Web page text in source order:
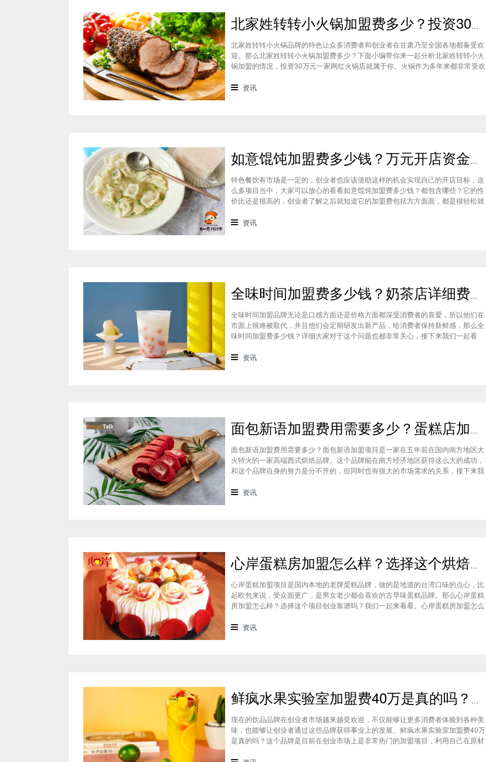
北家姓转转小火锅加盟费多少？投资30万一家网红火锅店就属于你
北家姓转转小火锅品牌的特色让众多消费者和创业者在甘肃乃至全国各地都备受欢
迎。那么北家姓转转小火锅加盟费多少？下面小编带你来一起分析北家姓转转小火
锅加盟的情况，投资30万元一家网红火锅店就属于你。火锅作为多年来都非常受欢
锅凭借自己的产品和装修在美食市场当中受到越来越多的消费者喜爱。市场空间
资讯
如意馄饨加盟费多少钱？万元开店资金压力基本上不会出现在经营中
特色餐饮有市场是一定的，创业者也应该借助这样的机会实现自己的开店目标，这
么多项目当中，大家可以放心的看看如意馄饨加盟费多少钱？都包含哪些？它的性
价比还是很高的，创业者了解之后就知道它的加盟费包括方方面面，都是很轻松就
一下如意馄饨加盟费多少钱？是不是值得加盟？就可以从它的加盟费开始了解，这
资讯
全味时间加盟费多少钱？奶茶店详细费用分析就在这！
全味时间加盟品牌无论是口感方面还是价格方面都深受消费者的喜爱，所以他们在
市面上很难被取代，并且他们会定期研发出新产品，给消费者保持新鲜感，那么全
味时间加盟费多少钱？详细大家对于这个问题也都非常关心，接下来我们一起看
虽然开头说得很好，公司也确实提供了设备和产品，但开了一个月后，发现生意不
资讯
面包新语加盟费用需要多少？蛋糕店加盟费用太高了吗？
面包新语加盟费用需要多少？面包新语加盟项目是一家在五年前在国内南方地区大
火特火的一家高端西式烘焙品牌。这个品牌能在南方经济地区获得这么大的成功，
和这个品牌自身的努力是分不开的，但同时也有很大的市场需求的关系，接下来我
统地道且正宗的西式烘焙品牌，这对于很多国内的消费者就是一个很大的卖点，首
资讯
心岸蛋糕房加盟怎么样？选择这个烘焙品牌创业靠谱吗
心岸蛋糕加盟项目是国内本地的老牌蛋糕品牌，做的是地道的台湾口味的点心，比
起欧包来说，受众面更广，是男女老少都会喜欢的古早味蛋糕品牌。那么心岸蛋糕
房加盟怎么样？选择这个项目创业靠谱吗？我们一起来看看。心岸蛋糕房加盟怎么
会有加盟商去加盟传统烘焙店呢？这您就有所不知了，实际上，在很多二线城市，
资讯
鲜疯水果实验室加盟费40万是真的吗？根本没有传言中那么多！
现在的饮品品牌在创业者市场越来越受欢迎，不仅能够让更多消费者体验到各种美
味，也能够让创业者通过这些品牌获得事业上的发展。鲜疯水果实验室加盟费40万
是真的吗？这个品牌是目前在创业市场上是非常热门的加盟项目，利用自己在原材